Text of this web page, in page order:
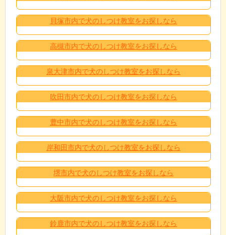
貝塚市内で犬のしつけ教室をお探しなら
高槻市内で犬のしつけ教室をお探しなら
泉大津市内で犬のしつけ教室をお探しなら
吹田市内で犬のしつけ教室をお探しなら
豊中市内で犬のしつけ教室をお探しなら
岸和田市内で犬のしつけ教室をお探しなら
堺市内で犬のしつけ教室をお探しなら
大阪市内で犬のしつけ教室をお探しなら
鈴鹿市内で犬のしつけ教室をお探しなら